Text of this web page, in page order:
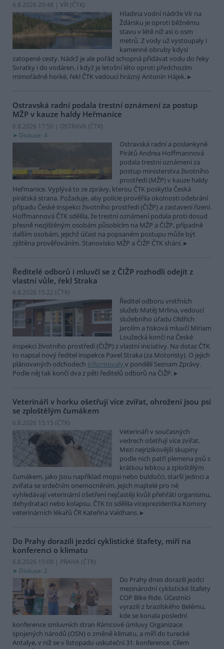
6.8.2026 20:48 | VÍR (ČTK)
Hladina vodní nádrže Vír na
Žďársku je oproti běžnému
stavu v létě níž asi o osm
metrů. Z vody už vystoupaly i
kamenné obruby kdysi
zatopené cesty. Nádrž je ale pořád schopná přidávat vodu do řeky
Svratky i do vodáren, i když je letošní léto oproti předchozím
mimořádně horké, řekl ČTK vedoucí hrázný Antonín Hájek.
Ostravská radní podala trestní oznámení za postup
MŽP v kauze haldy Heřmanice
6.8.2026 17:50 | OSTRAVA (ČTK)
Diskuse: 4
Ostravská radní a poslankyně
Pirátů Andrea Hoffmannová
podala trestní oznámení za
postup ministerstva životního
prostředí (MŽP) v kauze haldy
Heřmanice. Vyplývá to ze zprávy, kterou ČTK poskytla Česká
pirátská strana. Požaduje, aby policie prověřila okolnosti odebrání
případu České inspekci životního prostředí (ČIŽP) a zastavení řízení.
Hoffmannová ČTK sdělila, že trestní oznámení podala proti dosud
přesně nezjištěným osobám působícím na MŽP a ČIŽP, případně
dalším osobám, jejichž účast na popsaném postupu může být
zjištěna prověřováním. Stanovisko MŽP a ČIŽP ČTK shání.
Ředitelé odborů i mluvčí se z ČIŽP rozhodli odejít z
vlastní vůle, řekl Straka
6.8.2026 15:22 (ČTK)
Ředitel odboru vnitřních
služeb Matěj Mrlina, vedoucí
služebního úřadu Oldřich
Jarolím a tisková mluvčí Miriam
Loužecká končí na České
inspekci životního prostředí (ČIŽP) z vlastní iniciativy. Na dotaz ČTK
to napsal nový ředitel inspekce Pavel Straka (za Motoristy). O jejich
plánovaných odchodech informovaly v pondělí Seznam Zprávy.
Podle něj tak končí dva z pěti ředitelů odborů na ČIŽP.
Veterináři v horku ošetřují více zvířat, ohrožení jsou psi
se zploštělým čumákem
6.8.2026 15:15 (ČTK)
Veterináři v současných
vedrech ošetřují více zvířat.
Mezi nejrizikovější skupiny
podle nich patří plemena psů s
krátkou lebkou a zploštělým
čumákem, jako jsou například mopsi nebo buldočci, starší jedinci a
zvířata se srdečním onemocněním. Jejich majitelé pro ně
vyhledávají veterinární ošetření nejčastěji kvůli přehřátí organismu,
dehydrataci nebo kolapsu. ČTK to sdělila viceprezidentka Komory
veterinárních lékařů ČR Kateřina Valdhans.
Do Prahy dorazili jezdci cyklistické štafety, míří na
konferenci o klimatu
6.8.2026 15:08 | PRAHA (ČTK)
Diskuse: 2
Do Prahy dnes dorazili jezdci
mezinárodní cyklistické štafety
COP Bike Ride. Účastníci
vyrazili z brazilského Belému,
kde se konala poslední
konference smluvních stran Rámcové úmluvy Organizace
spojených národů (OSN) o změně klimatu, a míří do turecké
Antalye, v níž se v listopadu uskuteční 31. konference. Cílem